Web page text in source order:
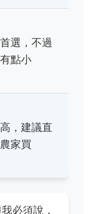
選，不過
點小
，建議直
家買
必須說，